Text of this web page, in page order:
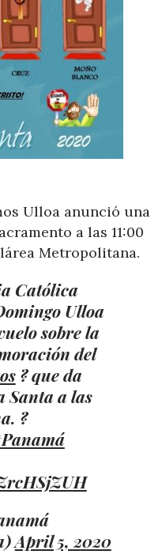
Ulloa anunció una
a las 11:00
Metropolitana.
Católica
Ulloa
sobre la
del
? que da
Santa a las
?️
April 5, 2020